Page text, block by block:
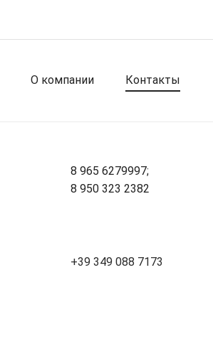
О компании Контакты
8 965 6279997;
8 950 323 2382
+39 349 088 7173